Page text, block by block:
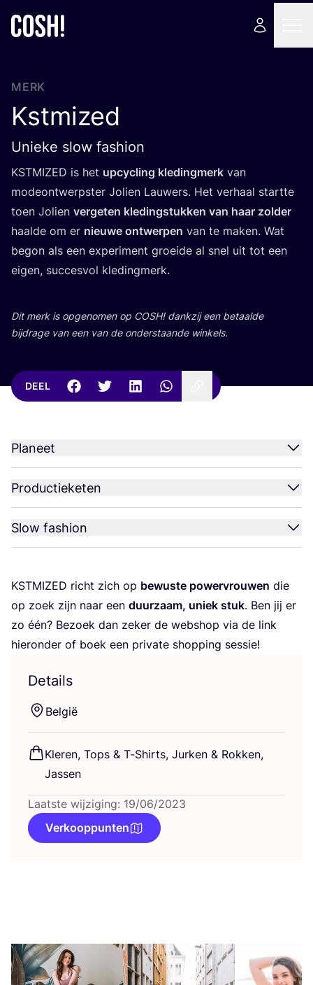
MERK
Kstmized
Unieke slow fashion
KST­MI­ZED is het upcy­cling kle­ding­merk van
mode­ont­werp­ster Jolien Lau­wers. Het ver­haal start­te
toen Jolien ver­ge­ten kle­ding­stuk­ken van haar zol­der
haal­de om er nieu­we ont­wer­pen van te maken. Wat
begon als een expe­ri­ment groei­de al snel uit tot een
eigen, suc­ces­vol kledingmerk.
Dit merk is opge­no­men op COSH! dank­zij een betaal­de
bij­dra­ge van een van de onder­staan­de winkels.
DEEL
Planeet
Productieketen
Slow fashion
KST­MI­ZED richt zich op bewus­te power­vrou­wen die
op zoek zijn naar een duur­zaam, uniek stuk. Ben jij er
zo één? Bezoek dan zeker de web­shop via de link
hier­on­der of boek een pri­va­te shop­ping sessie!
Details
Bel­gië
Kle­ren, Tops & T‑Shirts, Jur­ken & Rok­ken,
Jassen
Laatste wijziging: 19/06/2023
Verkooppunten